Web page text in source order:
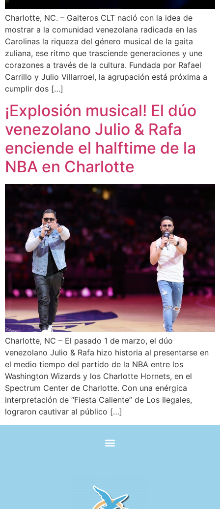
Charlotte, NC. – Gaiteros CLT nació con la idea de
mostrar a la comunidad venezolana radicada en las
Carolinas la riqueza del género musical de la gaita
zuliana, ese ritmo que trasciende generaciones y une
corazones a través de la cultura. Fundada por Rafael
Carrillo y Julio Villarroel, la agrupación está próxima a
cumplir dos […]
¡Explosión musical! El dúo
venezolano Julio & Rafa
enciende el halftime de la
NBA en Charlotte
Charlotte, NC – El pasado 1 de marzo, el dúo
venezolano Julio & Rafa hizo historia al presentarse en
el medio tiempo del partido de la NBA entre los
Washington Wizards y los Charlotte Hornets, en el
Spectrum Center de Charlotte. Con una enérgica
interpretación de “Fiesta Caliente” de Los Ilegales,
lograron cautivar al público […]